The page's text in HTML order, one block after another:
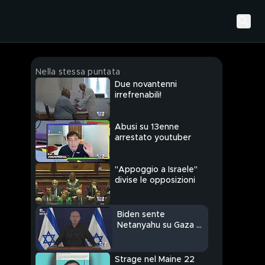
Nella stessa puntata
Due novantenni
irrefrenabili!
Abusi su 13enne
arrestato youtuber
"Appoggio a Israele"
divise le opposizioni
Biden sente
Netanyahu su Gaza e
Strage nel Maine 22